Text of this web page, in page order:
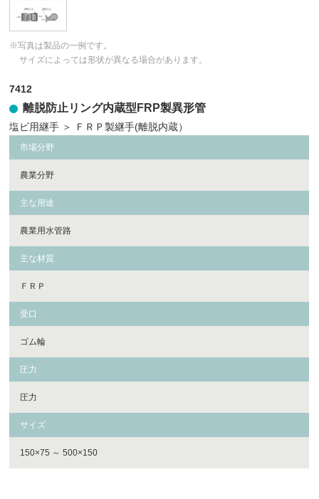
※写真は製品の一例です。
サイズによっては形状が異なる場合があります。
7412
離脱防止リング内蔵型FRP製異形管
塩ビ用継手 ＞ ＦＲＰ製継手(離脱内蔵）
市場分野
農業分野
主な用途
農業用水管路
主な材質
ＦＲＰ
受口
ゴム輪
圧力
圧力
サイズ
150×75 ～ 500×150